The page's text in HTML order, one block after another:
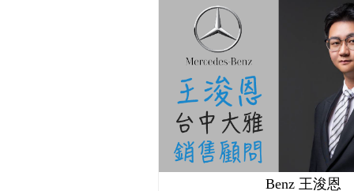
Benz 王浚恩